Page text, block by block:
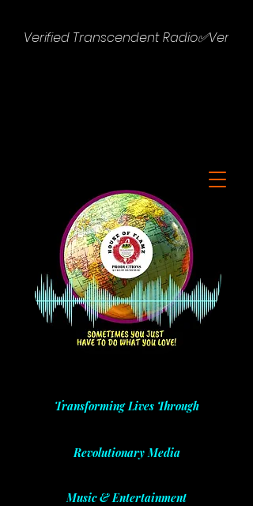
Verified Transcendent Radio✅
Transforming Lives Through
Revolutionary Media
Music & Entertainment